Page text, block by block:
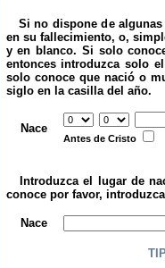
Si no dispone de algunas
en su fallecimiento, o,
y en blanco. Si solo
entonces introduzca solo
solo conoce que nació o
siglo en la casilla del año.
Nace
Antes de Cristo
Introduzca el lugar de
conoce por favor,
Nace